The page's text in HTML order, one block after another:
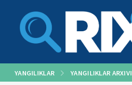
YANGILIKLAR YANGILIKLAR ARXIVI